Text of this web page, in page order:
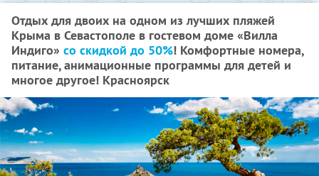
Отдых для двоих на одном из лучших пляжей
Крыма в Севастополе в гостевом доме «Вилла
Индиго» со скидкой до 50%! Комфортные номера,
питание, анимационные программы для детей и
многое другое! Красноярск